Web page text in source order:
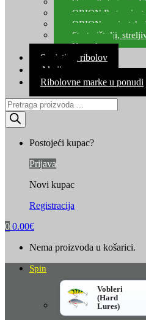
ORION Party
ORION
Start pištolji,
Kontakt
Savjeti za ribolov
Akcija
Ribolovne marke u ponudi
Products
search
Postojeći kupac?
Prijava
Novi kupac
Registracija
0 0.00€
Nema proizvoda u košarici.
Spin
Vobleri
(Hard
Lures)